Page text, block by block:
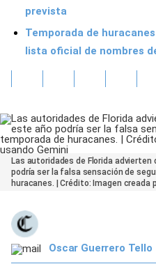
prevista
Temporada de
lista oficial de nombres
Las autoridades de Florida
podría ser la falsa sensación de
huracanes. | Crédito: Imagen creada
Oscar Guerrero Tello